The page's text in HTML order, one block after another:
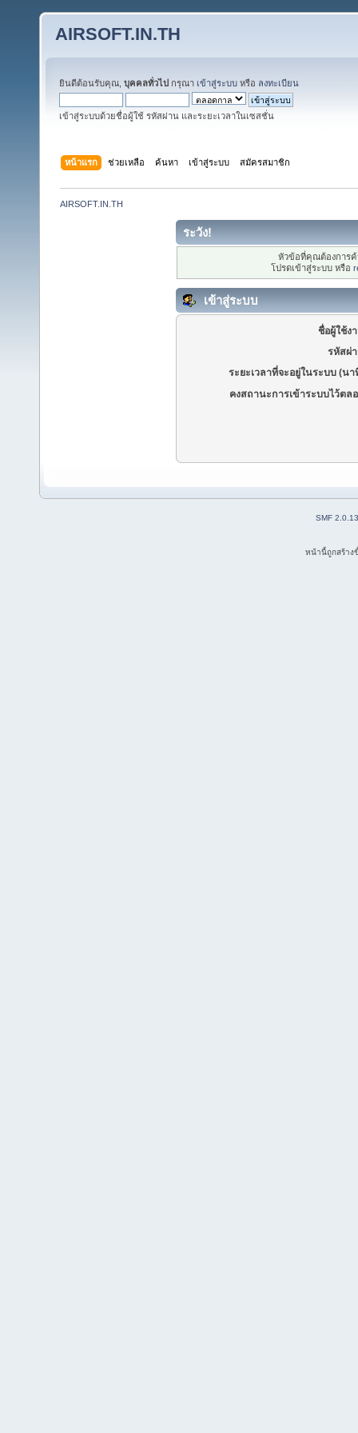
AIRSOFT.IN.TH
ยินดีต้อนรับคุณ, บุคคลทั่วไป กรุณา เข้าสู่ระบบ หรือ ลงทะเบียน
เข้าสู่ระบบด้วยชื่อผู้ใช้ รหัสผ่าน และระยะเวลาในเซสชั่น
หน้าแรก ช่วยเหลือ ค้นหา เข้าสู่ระบบ สมัครสมาชิก
AIRSOFT.IN.TH
ระวัง!
หัวข้อที่คุณต้องการ
โปรดเข้าสู่ระบบ หรือ
เข้าสู่ระบบ
ชื่อผู้ใช้ง
รหัสผ่
ระยะเวลาที่จะอยู่ในระบบ (นา
คงสถานะการเข้าระบบไว้ตล
SMF 2.0.13
หน้านี้ถูกสร้าง